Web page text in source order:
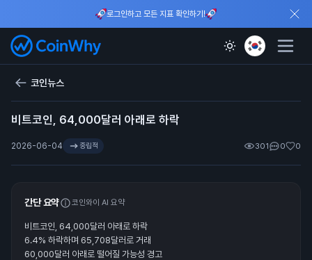
로그인하고 모든 지표 확인하기!
코인뉴스
비트코인, 64,000달러 아래로 하락
2026-06-04 중립적 301 0 0
간단 요약 코인와이 AI 요약
비트코인, 64,000달러 아래로 하락
6.4% 하락하며 65,708달러로 거래
60,000달러 아래로 떨어질 가능성 경고